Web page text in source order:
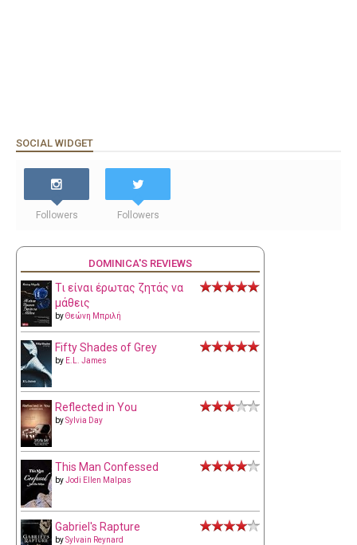
SOCIAL WIDGET
Followers Followers
DOMINICA'S REVIEWS
Τι είναι έρωτας ζητάς να
μάθεις
byΘεώνη Μπριλή
Fifty Shades of Grey
by E.L. James
Reflected in You
bySylvia Day
This Man Confessed
byJodi Ellen Malpas
Gabriel's Rapture
bySylvain Reynard